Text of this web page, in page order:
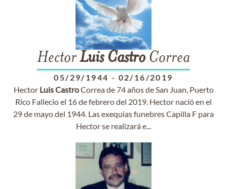
HectorLuis CastroCorrea
05/29/1944 - 02/16/2019
Hector LuisCastroCorrea de 74 años de San Juan, Puerto
Rico Fallecio el 16 de febrero del 2019. Hector nació en el
29 de mayo del 1944. Las exequias funebres Capilla F para
Hector se realizará e...